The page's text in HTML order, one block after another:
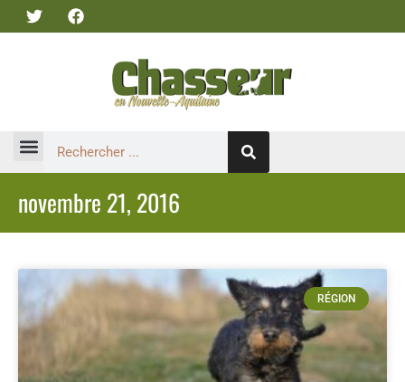
novembre 21, 2016
RÉGION